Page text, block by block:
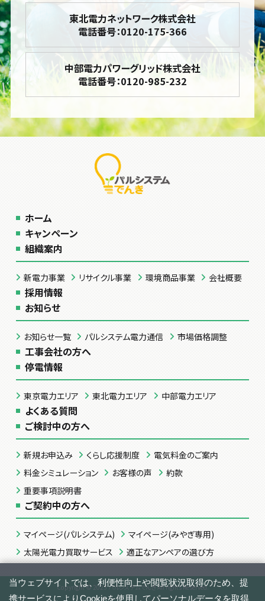
東北電力ネットワーク株式会社
電話番号：0120-175-366
中部電力パワーグリッド株式会社
電話番号：0120-985-232
ホーム
キャンペーン
組織案内
新電力事業 リサイクル事業 環境商品事業 会社概要
採用情報
お知らせ
お知らせ一覧 パルシステム電力通信 市場価格調整
工事会社の方へ
停電情報
東京電力エリア 東北電力エリア 中部電力エリア
よくある質問
ご検討中の方へ
新規お申込み くらし応援制度
電気料金のご案内
料金シミュレーション
お客様の声
約款
重要事項説明書
ご契約中の方へ
マイページ(パルシステム)
マイページ(みやぎ専用)
太陽光電力買取サービス
適正なアンペアの選び方
Copyright © 2023 パルシステムでんき All rights Reserved.